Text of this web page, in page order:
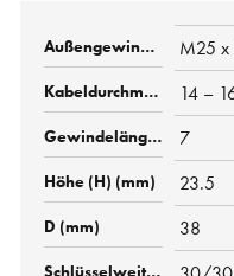
M25 x
14 –
7
23.5
38